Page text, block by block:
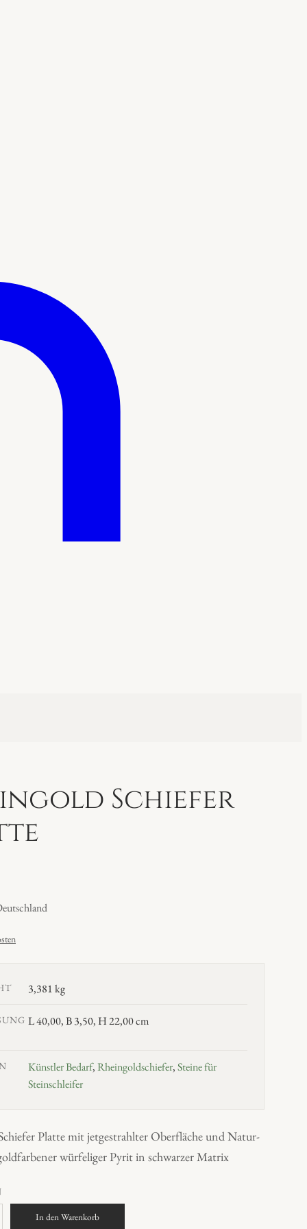
Schiefer
3,381 kg
L 40,00, B 3,50, H 22,00 cm
Künstler Bedarf,Rheingoldschiefer,Steine für
Steinschleifer
Platte mit jetgestrahlter Oberfläche und Natur-
würfeliger Pyrit in schwarzer Matrix
In den Warenkorb